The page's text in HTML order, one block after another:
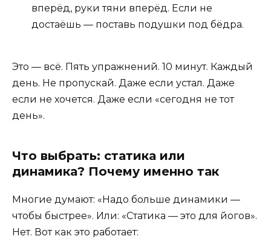
вперёд, руки тяни вперёд. Если не
достаёшь — поставь подушки под бёдра.
Это — всё. Пять упражнений. 10 минут. Каждый
день. Не пропускай. Даже если устал. Даже
если не хочется. Даже если «сегодня не тот
день».
Что выбрать: статика или
динамика? Почему именно так
Многие думают: «Надо больше динамики —
чтобы быстрее». Или: «Статика — это для йогов».
Нет. Вот как это работает: